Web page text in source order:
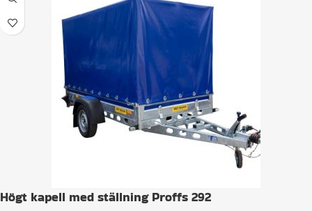
Högt kapell med ställning Proffs 292